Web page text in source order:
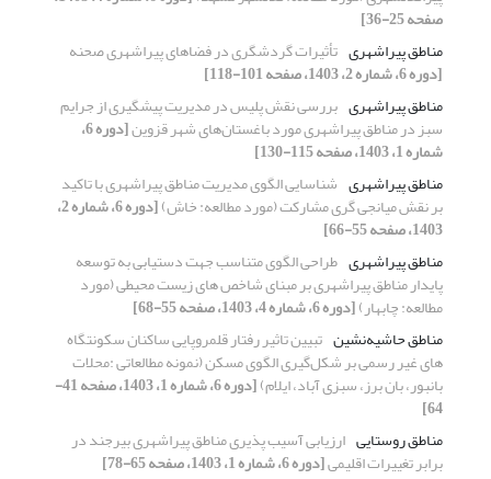
صفحه 25-36]
مناطق پیراشهری تأثیرات گردشگری در فضاهای پیراشهری صحنه
[دوره 6، شماره 2، 1403، صفحه 101-118]
مناطق پیراشهری بررسی نقش پلیس در مدیریت پیشگیری از جرایم
سبز در مناطق پیراشهری مورد باغستان‌های شهر قزوین [دوره 6،
شماره 1، 1403، صفحه 115-130]
مناطق پیراشهری شناسایی الگوی مدیریت مناطق پیراشهری با تاکید
بر نقش میانجی گری مشارکت (مورد مطالعه: خاش) [دوره 6، شماره 2،
1403، صفحه 55-66]
مناطق پیراشهری طراحی الگوی متناسب جهت دستیابی به توسعه
پایدار مناطق پیراشهری بر مبنای شاخص های زیست محیطی (مورد
مطالعه: چابهار)[دوره 6، شماره 4، 1403، صفحه 55-68]
مناطق حاشیه‌نشین تبیین تاثیر رفتار قلمروپایی ساکنان سکونتگاه
های غیر رسمی بر شکل‌گیری الگوی مسکن (نمونه مطالعاتی :محلات
بانبور، بان برز، سبزی آباد، ایلام) [دوره 6، شماره 1، 1403، صفحه 41-
64]
مناطق روستایی ارزیابی آسیب پذیری مناطق پیراشهری بیرجند در
برابر تغییرات اقلیمی[دوره 6، شماره 1، 1403، صفحه 65-78]